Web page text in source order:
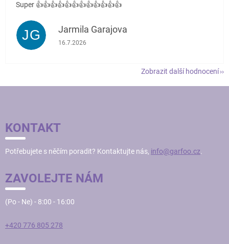
Super 👍👍👍👍👍👍👍👍👍👍👍👍
JG Jarmila Garajova
Hodnocení obchodu je 5 z 5 hvězdiček.
16.7.2026
Zobrazit další hodnocení
A
T
KONTAKT
Potřebujete s něčím poradit? Kontaktujte nás, info@garfoo.cz.
ZAVOLEJTE NÁM
(Po - Ne) - 8:00 - 16:00
+420 776 805 278